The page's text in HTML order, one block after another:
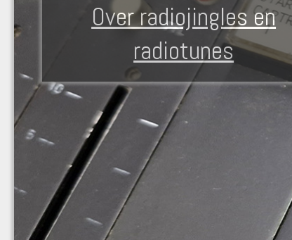
Over radiojingles en
radiotunes